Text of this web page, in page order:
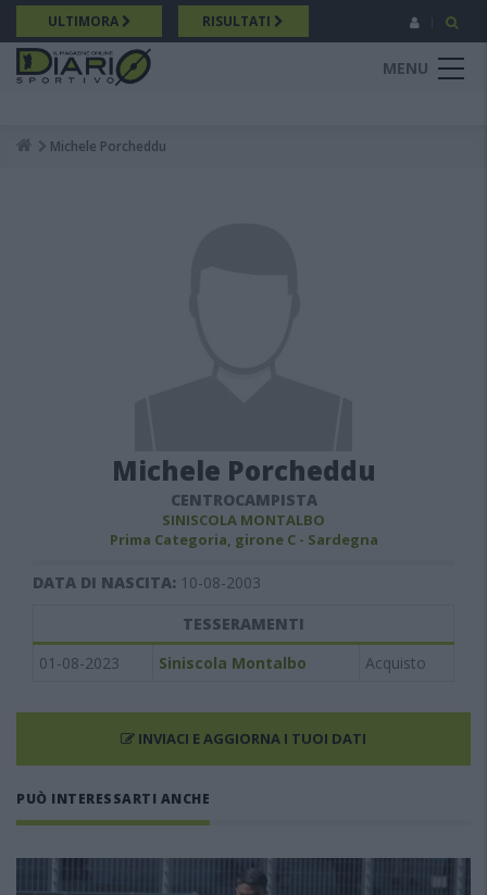
Salta
al
contenuto
principale
ULTIMORA RISULTATI
MENU
Breadcrumb
Michele Porcheddu
Michele Porcheddu
CENTROCAMPISTA
SINISCOLA MONTALBO
Prima Categoria, girone C - Sardegna
DATA DI NASCITA: 10-08-2003
TESSERAMENTI
01-08-2023
Siniscola Montalbo Acquisto
INVIACI E AGGIORNA I TUOI DATI
PUÒ INTERESSARTI ANCHE